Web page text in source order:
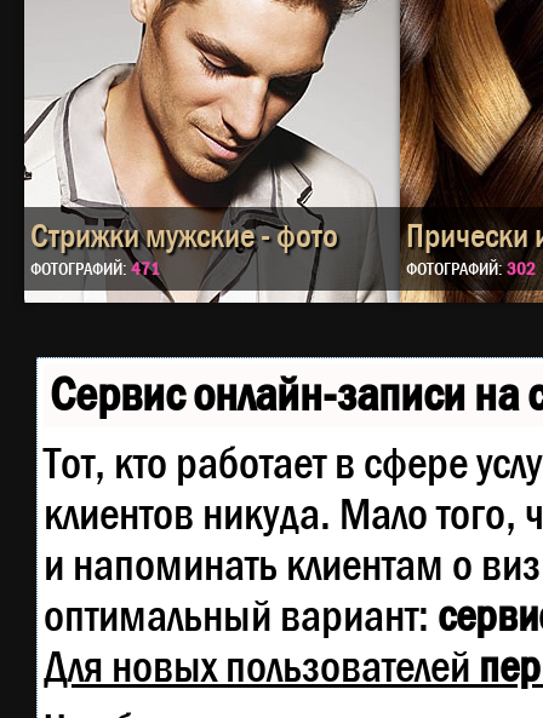
Стрижки мужские - фото
ФОТОГРАФИЙ: 471
Прически
ФОТОГРАФИЙ:302
Сервис онлайн-записи на
Тот, кто работает в сфере
клиентов никуда. Мало того,
и напоминать клиентам о
оптимальный вариант:
Для новых пользователей